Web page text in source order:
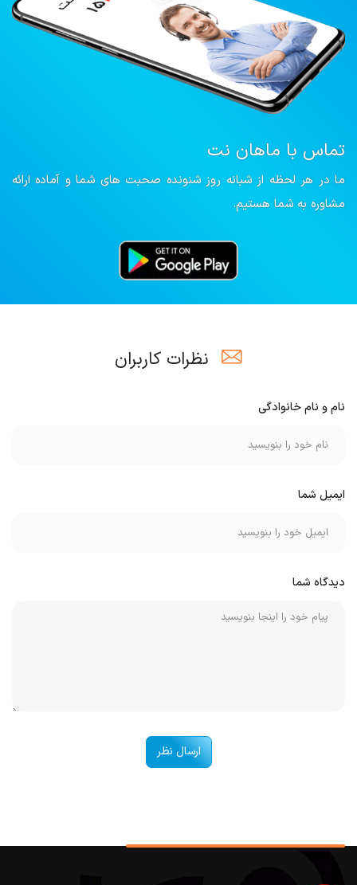
تماس با ماهان نت
ما در هر لحظه از شبانه روز شنونده صحبت های شما و آماده ارائه
مشاوره به شما هستیم.
نظرات کاربران
نام و نام خانوادگی
ایمیل شما
دیدگاه شما
ارسال نظر